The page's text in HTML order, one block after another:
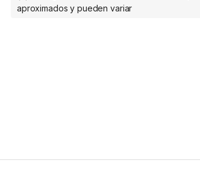
aproximados y pueden variar